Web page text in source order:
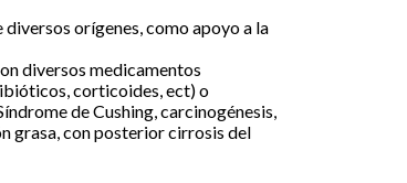
orígenes, como apoyo a la
diversos medicamentos
corticoides, ect) o
de Cushing, carcinogénesis,
grasa, con posterior cirrosis del